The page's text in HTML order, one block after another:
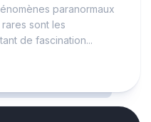
paranormaux
sont les
de fascination...